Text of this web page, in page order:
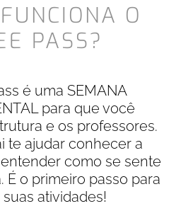
O
PASS?
é uma SEMANA
para que você
e os professores.
te ajudar conhecer a
como se sente
É o primeiro passo para
suas atividades!